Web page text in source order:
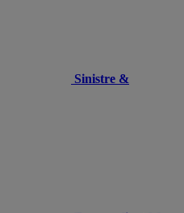
Sinistre &